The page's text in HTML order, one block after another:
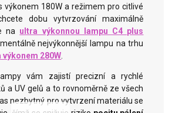
výkonem 180W a režimem pro citlivé
dobu vytvrzování maximálně
na ultra výkonnou lampu C4 plus
nejvýkonnější lampu na trhu
výkonem 280W.
vám zajistí precizní a rychlé
a UV gelů a to rovnoměrně ze všech
nezbytný pro vytvrzení materiálu se